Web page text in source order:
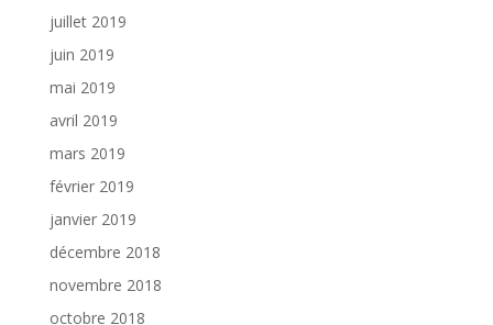
juillet 2019
juin 2019
mai 2019
avril 2019
mars 2019
février 2019
janvier 2019
décembre 2018
novembre 2018
octobre 2018